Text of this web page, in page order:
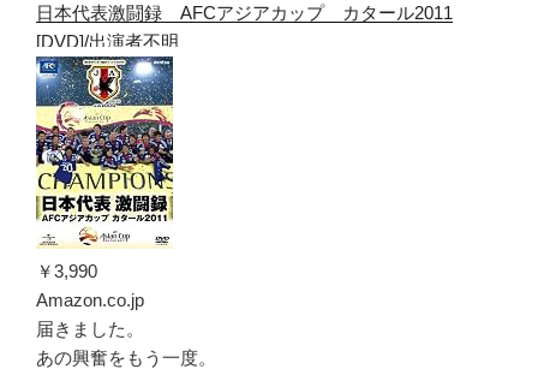
日本代表激闘録 AFCアジアカップ カタール2011
[DVD]/出演者不明
￥3,990
Amazon.co.jp
届きました。
あの興奮をもう一度。